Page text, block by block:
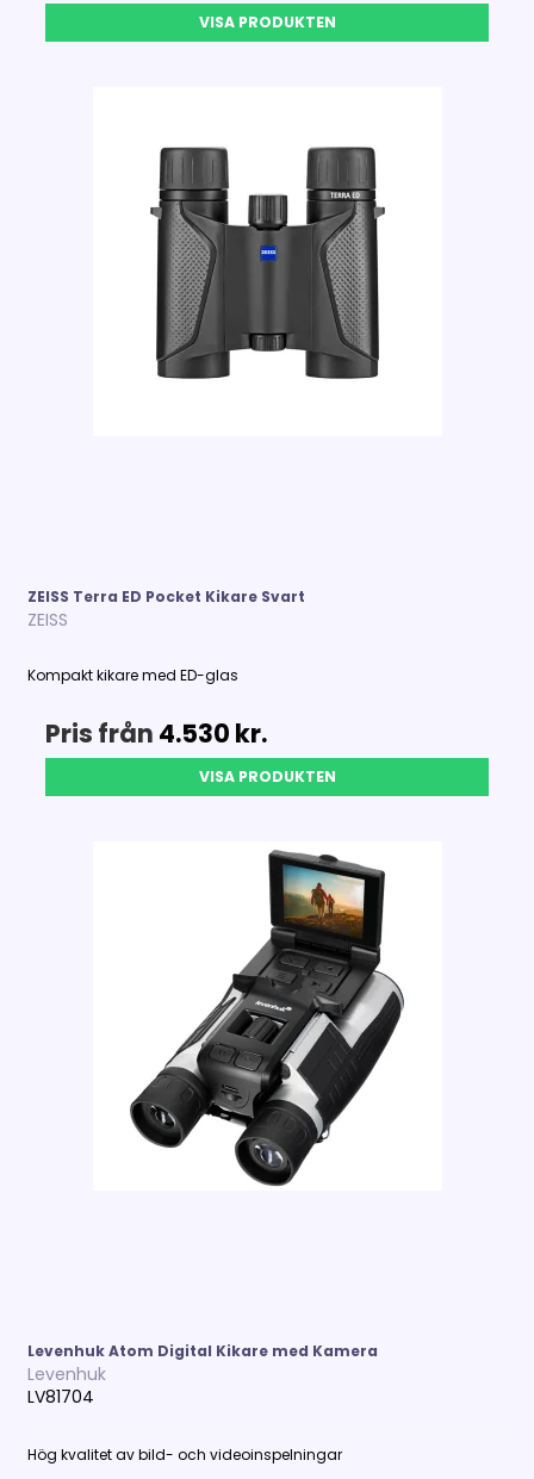
VISA PRODUKTEN
ZEISS Terra ED Pocket Kikare Svart
ZEISS
Kompakt kikare med ED-glas
Pris från 4.530 kr.
VISA PRODUKTEN
Levenhuk Atom Digital Kikare med Kamera
Levenhuk
LV81704
Hög kvalitet av bild- och videoinspelningar